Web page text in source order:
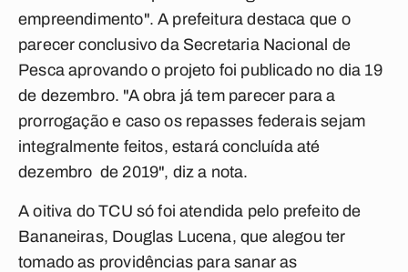
empreendimento". A prefeitura destaca que o
parecer conclusivo da Secretaria Nacional de
Pesca aprovando o projeto foi publicado no dia 19
de dezembro. "A obra já tem parecer para a
prorrogação e caso os repasses federais sejam
integralmente feitos, estará concluída até
dezembro de 2019", diz a nota.
A oitiva do TCU só foi atendida pelo prefeito de
Bananeiras, Douglas Lucena, que alegou ter
tomado as providências para sanar as